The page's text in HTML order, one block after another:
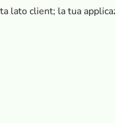
lato client; la tua